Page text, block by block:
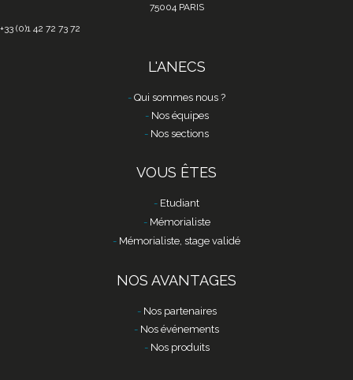
75004 PARIS
+33 (0)1 42 72 73 72
L'ANECS
Qui sommes nous ?
Nos équipes
Nos sections
VOUS ÊTES
Etudiant
Mémorialiste
Mémorialiste, stage validé
NOS AVANTAGES
Nos partenaires
Nos événements
Nos produits